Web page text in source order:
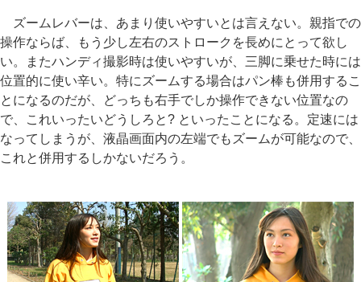
ズームレバーは、あまり使いやすいとは言えない。親指での
操作ならば、もう少し左右のストロークを長めにとって欲し
い。またハンディ撮影時は使いやすいが、三脚に乗せた時には
位置的に使い辛い。特にズームする場合はパン棒も併用するこ
とになるのだが、どっちも右手でしか操作できない位置なの
で、これいったいどうしろと? といったことになる。定速には
なってしまうが、液晶画面内の左端でもズームが可能なので、
これと併用するしかないだろう。